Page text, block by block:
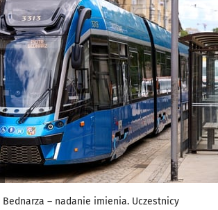
– nadanie imienia. Uczestnicy